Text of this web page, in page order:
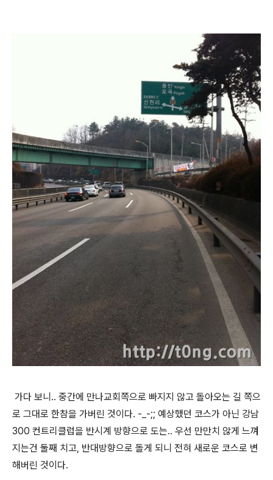
가다 보니.. 중간에 만나교회쪽으로 빠지지 않고 돌아오는 길 쪽으
로 그대로 한참을 가버린 것이다. -_-;; 예상했던 코스가 아닌 강남
300 컨트리클럽을 반시계 방향으로 도는.. 우선 만만치 않게 느껴
지는건 둘째 치고, 반대방향으로 돌게 되니 전혀 새로운 코스로 변
해버린 것이다.